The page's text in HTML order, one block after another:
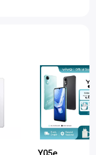
Y05e